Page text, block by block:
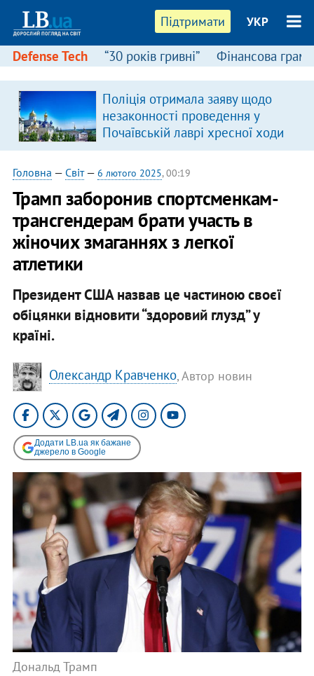
Підтримати УКР
Defense Tech “30 років гривні” Фінансова
Поліція отримала заяву щодо
незаконності проведення у
Почаївській лаврі хресної ходи
Головна — Світ— 6 лютого 2025, 00:19
Трамп заборонив спортсменкам-
трансгендерам брати участь в
жіночих змаганнях з легкої
атлетики
Президент США назвав це частиною своєї
обіцянки відновити “здоровий глузд” у
країні.
Олександр Кравченко, Автор новин
Додати LB.ua як бажане
джерело в Google
Дональд Трамп